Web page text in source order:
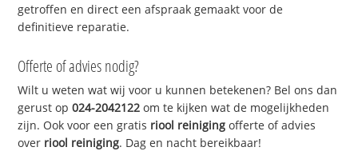
getroffen en direct een afspraak gemaakt voor de
definitieve reparatie.
Offerte of advies nodig?
Wilt u weten wat wij voor u kunnen betekenen? Bel ons dan
gerust op024-2042122 om te kijken wat de mogelijkheden
zijn. Ook voor een gratis riool reiniging offerte of advies
over riool reiniging. Dag en nacht bereikbaar!